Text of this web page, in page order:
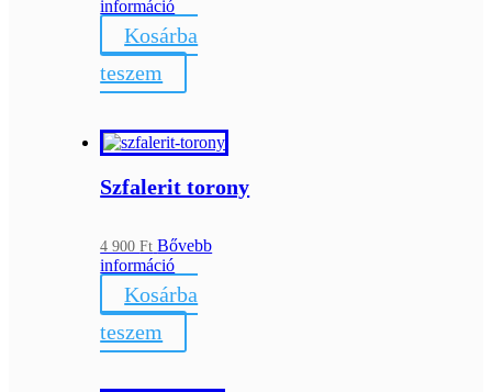
információ
Kosárba
teszem
Szfalerit torony
4 900Ft Bővebb
információ
Kosárba
teszem